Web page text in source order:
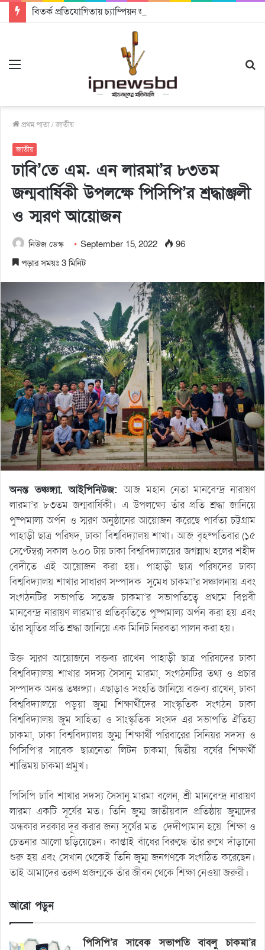
প্রথম পাতা/জাতীয়
জাতীয়
ঢাবি’তে এম. এন লারমা’র ৮৩তম
জন্মবার্ষিকী উপলক্ষে পিসিপি’র শ্রদ্ধাঞ্জলী
ও স্মরণ আয়োজন
নিউজ ডেস্ক September 15, 2022
96
পড়ার সময়ঃ 3 মিনিট
অনন্ত তঞ্চঙ্গ্যা, আইপিনিউজ:আজ মহান নেতা মানবেন্দ্র নারায়ণ
লারমা’র ৮৩তম জন্মবার্ষিকী। এ উপলক্ষ্যে তাঁর প্রতি শ্রদ্ধা জানিয়ে
পুষ্পমাল্য অর্পন ও স্মরণ অনুষ্ঠানের আয়োজন করেছে পার্বত্য চট্টগ্রাম
পাহাড়ী ছাত্র পরিষদ, ঢাকা বিশ্ববিদ্যালয় শাখা। আজ বৃহষ্পতিবার (১৫
সেপ্টেম্বর) সকাল ৬.০০ টায় ঢাকা বিশ্ববিদ্যালয়ের জগন্নাথ হলের শহীদ
বেদীতে এই আয়োজন করা হয়। পাহাড়ী ছাত্র পরিষদের ঢাকা
বিশ্ববিদ্যালয় শাখার সাধারণ সম্পাদক সুমেধ চাকমা’র সঞ্চালনায় এবং
সংগঠনটির সভাপতি সতেজ চাকমা’র সভাপতিত্বে প্রথমে বিপ্লবী
মানবেন্দ্র নারায়ণ লারমা’র প্রতিকৃতিতে পুষ্পমাল্য অর্পন করা হয় এবং
তাঁর স্মৃতির প্রতি শ্রদ্ধা জানিয়ে এক মিনিট নিরবতা পালন করা হয়।
উক্ত স্মরণ আয়োজনে বক্তব্য রাখেন পাহাড়ী ছাত্র পরিষদের ঢাকা
বিশ্ববিদ্যালয় শাখার সদস্য সৈসানু মারমা, সংগঠনটির তথ্য ও প্রচার
সম্পাদক অনন্ত তঞ্চঙ্গ্যা। এছাড়াও সংহতি জানিয়ে বক্তব্য রাখেন, ঢাকা
বিশ্ববিদ্যালয়ে পড়ুয়া জুম্ম শিক্ষার্থীদের সাংস্কৃতিক সংগঠন ঢাকা
বিশ্ববিদ্যালয় জুম সাহিত্য ও সাংস্কৃতিক সংসদ এর সভাপতি ঐতিহ্য
চাকমা, ঢাকা বিশ্ববিদ্যালয় জুম্ম শিক্ষার্থী পরিবারের সিনিয়র সদস্য ও
পিসিপি’র সাবেক ছাত্রনেতা লিটন চাকমা, দ্বিতীয় বর্ষের শিক্ষার্থী
শান্তিময় চাকমা প্রমুখ।
পিসিপি ঢাবি শাখার সদস্য সৈসানু মারমা বলেন, শ্রী মানবেন্দ্র নারায়ণ
লারমা একটি সূর্যের মত। তিনি জুম্ম জাতীয়বাদ প্রতিষ্ঠায় জুম্মদের
অন্ধকার দরকার দূর করার জন্য সূর্যের মত দেদীপ্যমান হয়ে শিক্ষা ও
চেতনার আলো ছড়িয়েছেন। কাপ্তাই বাঁধের বিরুদ্ধে তাঁর রুখে দাঁড়ানো
শুরু হয় এবং সেখান থেকেই তিনি জুম্ম জনগণকে সংগঠিত করেছেন।
তাই আমাদের তরুণ প্রজন্মকে তাঁর জীবন থেকে শিক্ষা নেওয়া জরুরী।
আরো পড়ুন
পিসিপি’র সাবেক সভাপতি বাবলু চাকমা’র